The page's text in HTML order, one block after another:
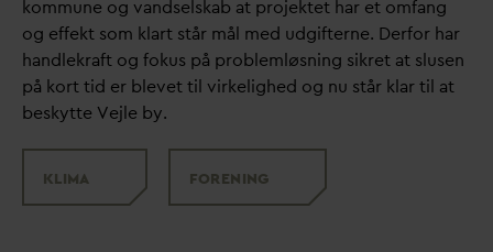
kommune og vandselskab at projektet har et omfang
og effekt som klart står mål med udgifterne. Derfor har
handlekraft og fokus på problemløsning sikret at slusen
på kort tid er blevet til virkelighed og nu står klar til at
beskytte Vejle by.
KLIMA FORENING